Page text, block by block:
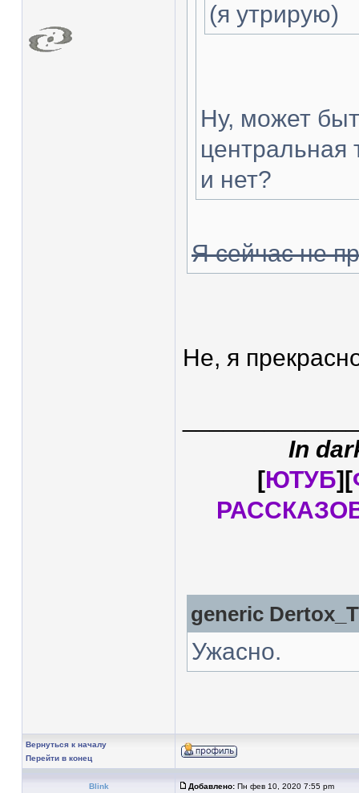
(я утрирую)
Ну, может
центральная
и нет?
Я сейчас не
Не, я
In
[ЮТУБ][
generic
Ужасно.
Вернуться к началу
Перейти в конец
Blink Добавлено: Пн фев 10, 2020 7:55 pm